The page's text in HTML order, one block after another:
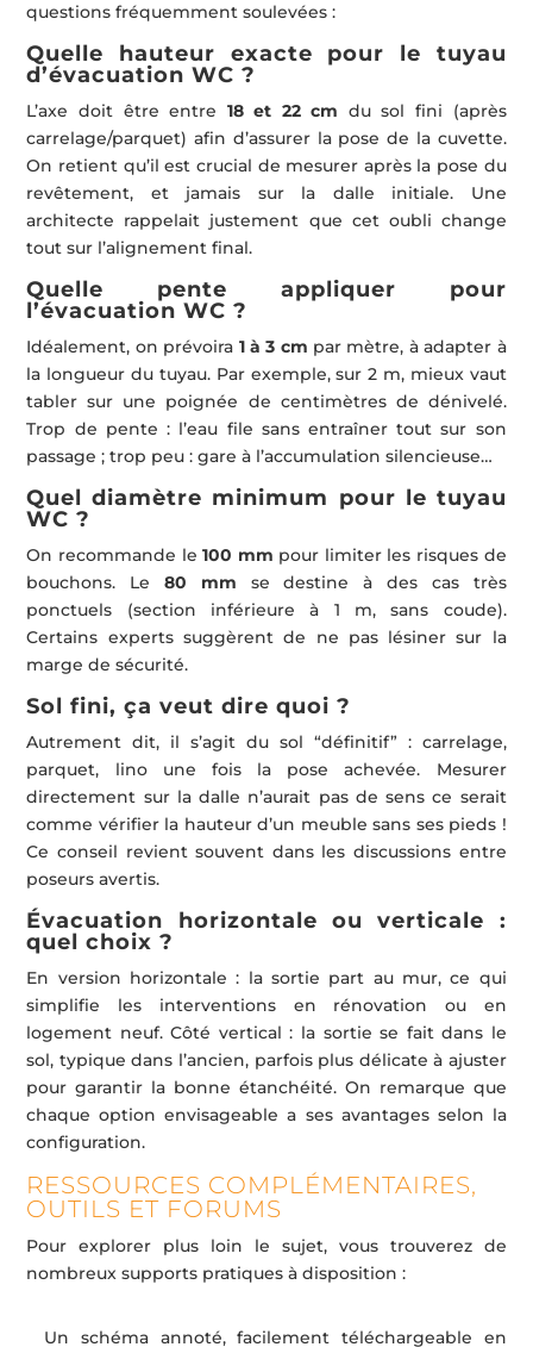
questions fréquemment soulevées :
Quelle hauteur exacte pour le tuyau
d’évacuation WC ?
L’axe doit être entre 18 et 22 cm du sol fini (après
carrelage/parquet) afin d’assurer la pose de la cuvette.
On retient qu’il est crucial de mesurer après la pose du
revêtement, et jamais sur la dalle initiale. Une
architecte rappelait justement que cet oubli change
tout sur l’alignement final.
Quelle pente appliquer pour
l’évacuation WC ?
Idéalement, on prévoira 1 à 3 cm par mètre, à adapter à
la longueur du tuyau. Par exemple, sur 2 m, mieux vaut
tabler sur une poignée de centimètres de dénivelé.
Trop de pente : l’eau file sans entraîner tout sur son
passage ; trop peu : gare à l’accumulation silencieuse…
Quel diamètre minimum pour le tuyau
WC ?
On recommande le100 mm pour limiter les risques de
bouchons. Le80 mm se destine à des cas très
ponctuels (section inférieure à 1 m, sans coude).
Certains experts suggèrent de ne pas lésiner sur la
marge de sécurité.
Sol fini, ça veut dire quoi ?
Autrement dit, il s’agit du sol “définitif” : carrelage,
parquet, lino une fois la pose achevée. Mesurer
directement sur la dalle n’aurait pas de sens ce serait
comme vérifier la hauteur d’un meuble sans ses pieds !
Ce conseil revient souvent dans les discussions entre
poseurs avertis.
Évacuation horizontale ou verticale :
quel choix ?
En version horizontale : la sortie part au mur, ce qui
simplifie les interventions en rénovation ou en
logement neuf. Côté vertical : la sortie se fait dans le
sol, typique dans l’ancien, parfois plus délicate à ajuster
pour garantir la bonne étanchéité. On remarque que
chaque option envisageable a ses avantages selon la
configuration.
RESSOURCES COMPLÉMENTAIRES,
OUTILS ET FORUMS
Pour explorer plus loin le sujet, vous trouverez de
nombreux supports pratiques à disposition :
Un schéma annoté, facilement téléchargeable en